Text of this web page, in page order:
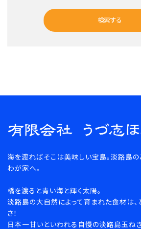
検索する
カテゴリー
海を渡ればそこは美味しい宝島。淡路島の
わが家へ。
橋を渡ると青い海と輝く太陽。
淡路島の大自然によって育まれた食材は
さ！
日本一甘いといわれる自慢の淡路島玉ね